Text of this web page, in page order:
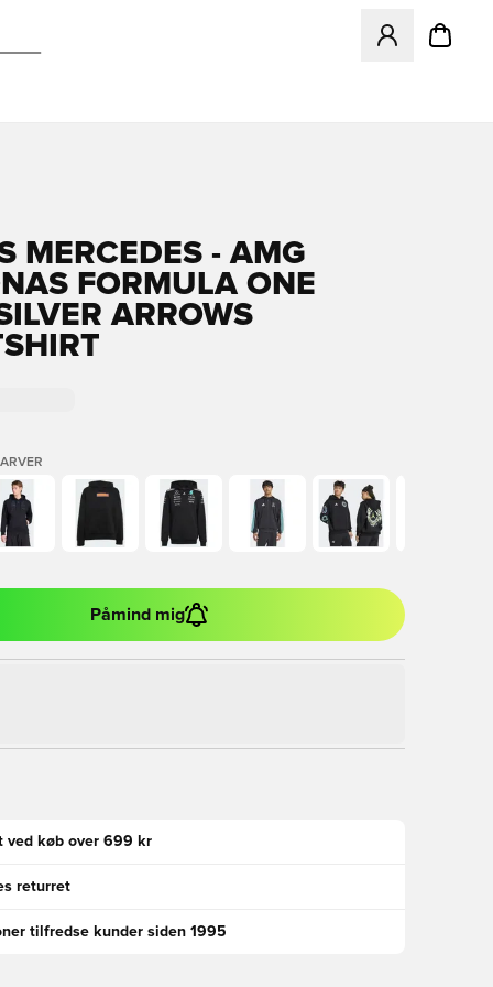
Åbner en
MERCEDES - AMG
FORMULA ONE
ARROWS
Påmind mig
ved køb over 699 kr
returret
tilfredse kunder siden 1995